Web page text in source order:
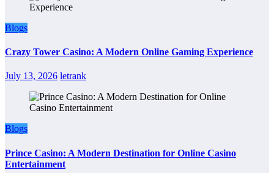
Blogs
Crazy Tower Casino: A Modern Online Gaming Experience
July 13, 2026 letrank
Blogs
Prince Casino: A Modern Destination for Online Casino
Entertainment